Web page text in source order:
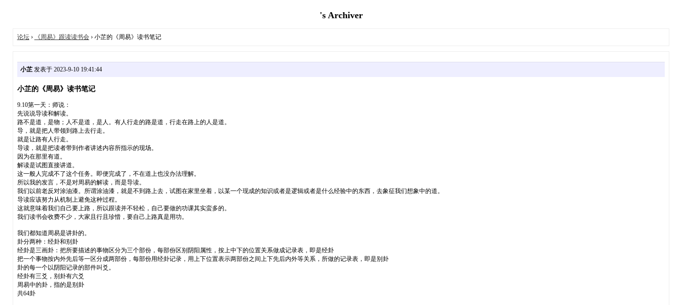
's Archiver
论坛› 《周易》跟读读书会› 小芷的《周易》读书笔记
小芷发表于 2023-9-10 19:41:44
小芷的《周易》读书笔记
9.10第一天：师说：
先说说导读和解读。
路不是道，是物；人不是道，是人。有人行走的路是道，行走在路上的人是道。
导，就是把人带领到路上去行走。
就是让路有人行走。
导读，就是把读者带到作者讲述内容所指示的现场。
因为在那里有道。
解读是试图直接讲道。
这一般人完成不了这个任务。即便完成了，不在道上也没办法理解。
所以我的发言，不是对周易的解读，而是导读。
我们以前老反对涂油漆。所谓涂油漆，就是不到路上去，试图在家里坐着，以某一个现成的知识或者是逻辑或者是什么经验中的东西，去象征我们想象中的道。
导读应该努力从机制上避免这种过程。
这就意味着我们自己要上路，所以跟读并不轻松，自己要做的功课其实蛮多的。
我们读书会收费不少，大家且行且珍惜，要自己上路真是用功。
我们都知道周易是讲卦的。
卦分两种：经卦和别卦
经卦是三画卦：把所要描述的事物区分为三个部份，每部份区别阴阳属性，按上中下的位置关系做成记录表，即是经卦
把一个事物按内外先后等一区分成两部份，每部份用经卦记录，用上下位置表示两部份之间上下先后内外等关系，所做的记录表，即是别卦
卦的每一个以阴阳记录的部件叫爻。
经卦有三爻，别卦有六爻
周易中的卦，指的是别卦
共64卦